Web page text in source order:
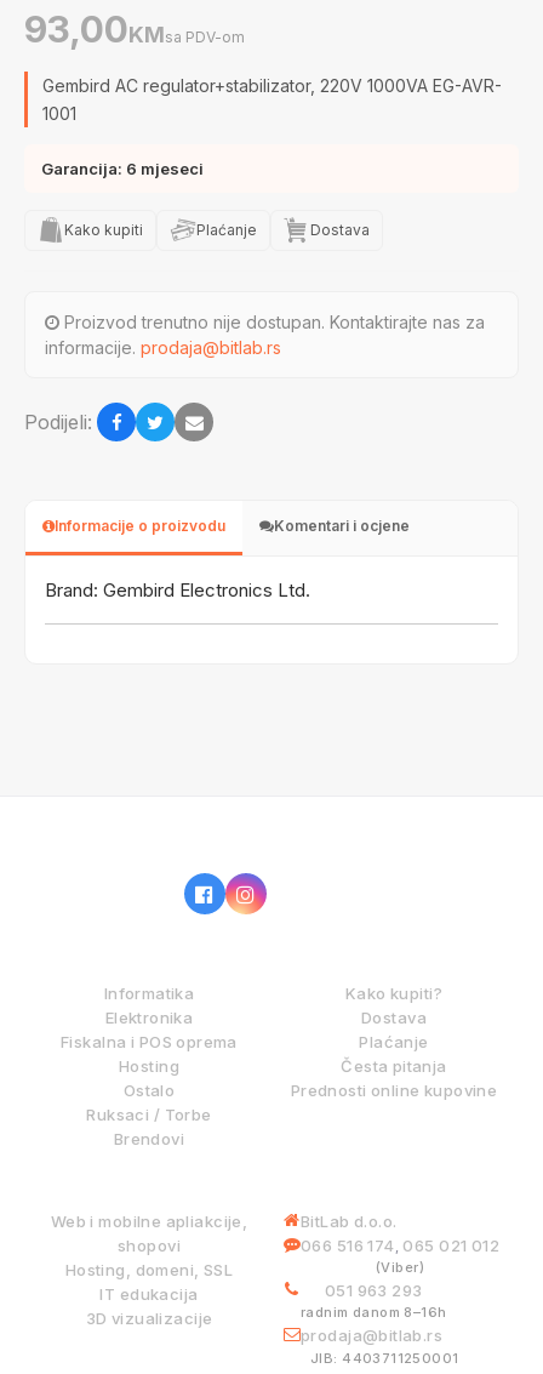
93,00KMsa PDV-om
Gembird AC regulator+stabilizator, 220V 1000VA EG-AVR-
1001
Garancija: 6 mjeseci
Kako kupiti Plaćanje Dostava
Proizvod trenutno nije dostupan. Kontaktirajte nas za
informacije. prodaja@bitlab.rs
Podijeli:
Informacije o proizvodu Komentari i ocjene
Brand: Gembird Electronics Ltd.
Informatika
Elektronika
Fiskalna i POS oprema
Hosting
Ostalo
Ruksaci / Torbe
Brendovi
Kako kupiti?
Dostava
Plaćanje
Česta pitanja
Prednosti online kupovine
Web i mobilne apliakcije,
shopovi
Hosting, domeni, SSL
IT edukacija
3D vizualizacije
BitLab d.o.o.
066 516 174, 065 021 012
(Viber)
051 963 293
radnim danom 8–16h
prodaja@bitlab.rs
JIB: 4403711250001